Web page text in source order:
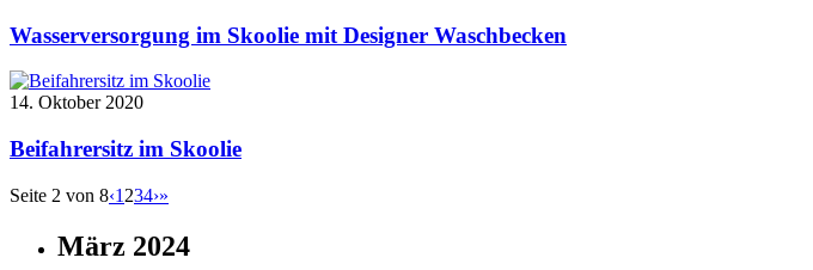
Wasserversorgung im Skoolie mit Designer Waschbecken
14. Oktober 2020
Beifahrersitz im Skoolie
Seite 2 von 8‹1 234›»
März 2024